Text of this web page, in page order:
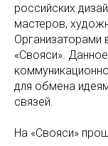
российских
мастеров,
Организаторами
«Свояси».
для обмена
связей.
На «Свояси»